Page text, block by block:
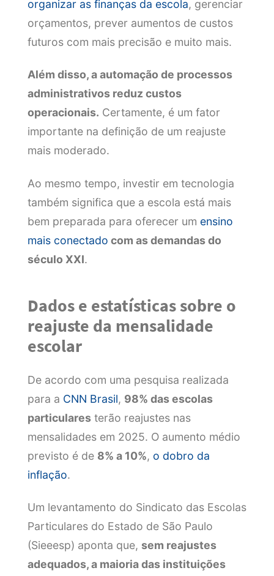
organizar as finanças da escola, gerenciar
orçamentos, prever aumentos de custos
futuros com mais precisão e muito mais.
Além disso, a automação de processos
administrativos reduz custos
operacionais. Certamente, é um fator
importante na definição de um reajuste
mais moderado.
Ao mesmo tempo, investir em tecnologia
também significa que a escola está mais
bem preparada para oferecer um ensino
mais conectado com as demandas do
século XXI.
Dados e estatísticas sobre o
reajuste da mensalidade
escolar
De acordo com uma pesquisa realizada
para a CNN Brasil, 98% das escolas
particularesterão reajustes nas
mensalidades em 2025. O aumento médio
previsto é de 8% a 10%, o dobro da
inflação.
Um levantamento do Sindicato das Escolas
Particulares do Estado de São Paulo
(Sieeesp) aponta que, sem reajustes
adequados, a maioria das instituições